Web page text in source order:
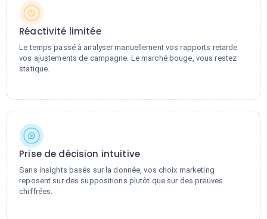
Réactivité limitée
Le temps passé à analyser manuellement vos rapports retarde
vos ajustements de campagne. Le marché bouge, vous restez
statique.
Prise de décision intuitive
Sans insights basés sur la donnée, vos choix marketing
reposent sur des suppositions plutôt que sur des preuves
chiffrées.